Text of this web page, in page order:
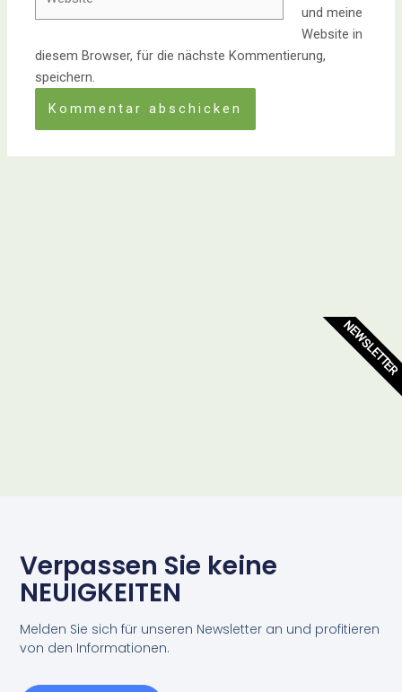
und meine
Website in
diesem Browser, für die nächste Kommentierung,
speichern.
Verpassen Sie keine
NEUIGKEITEN
Melden Sie sich für unseren Newsletter an und profitieren
von den Informationen.
NEWSLETTER